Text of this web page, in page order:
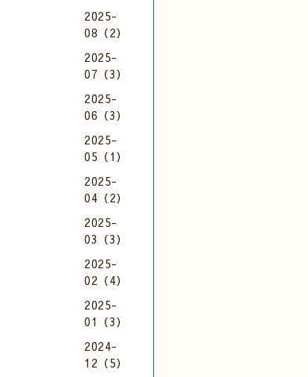
2025-
08（2）
2025-
07（3）
2025-
06（3）
2025-
05（1）
2025-
04（2）
2025-
03（3）
2025-
02（4）
2025-
01（3）
2024-
12（5）